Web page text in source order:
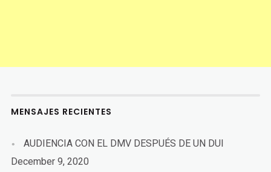
MENSAJES RECIENTES
AUDIENCIA CON EL DMV DESPUÉS DE UN DUI
December 9, 2020